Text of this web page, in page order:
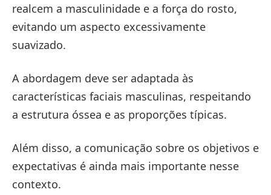
realcem a masculinidade e a força do rosto,
evitando um aspecto excessivamente
suavizado.
A abordagem deve ser adaptada às
características faciais masculinas, respeitando
a estrutura óssea e as proporções típicas.
Além disso, a comunicação sobre os objetivos e
expectativas é ainda mais importante nesse
contexto.